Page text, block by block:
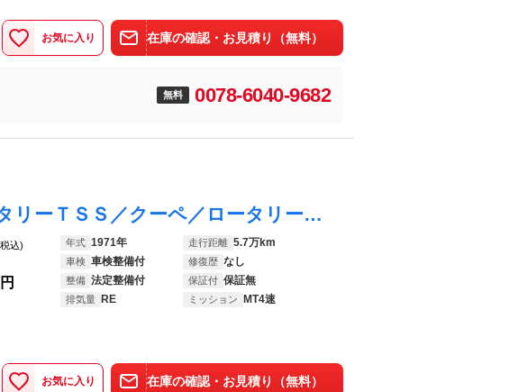
お気に入り 在庫の確認・お見積り（無料）
無料 0078-6040-9682
ファミリア プレスト・ロータリーＴＳＳ／クーペ／ロータリーエンジンＡ１０
込) 年式 1971年 走行距離 5.7万km
車検 車検整備付 修復歴 なし
整備 法定整備付 保証付 保証無
排気量 RE ミッション MT4速
お気に入り 在庫の確認・お見積り（無料）